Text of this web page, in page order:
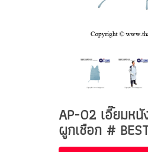
AP-02 เอี๊ยมห
ผูกเชือก #